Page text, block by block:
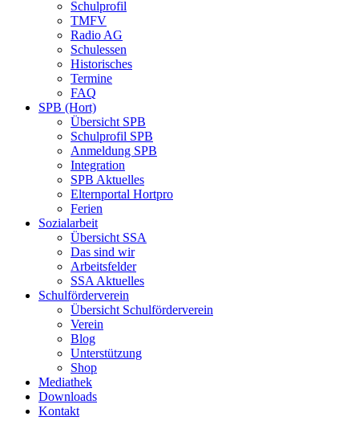
Schulprofil
TMFV
Radio AG
Schulessen
Historisches
Termine
FAQ
SPB (Hort)
Übersicht SPB
Schulprofil SPB
Anmeldung SPB
Integration
SPB Aktuelles
Elternportal Hortpro
Ferien
Sozialarbeit
Übersicht SSA
Das sind wir
Arbeitsfelder
SSA Aktuelles
Schulförderverein
Übersicht Schulförderverein
Verein
Blog
Unterstützung
Shop
Mediathek
Downloads
Kontakt